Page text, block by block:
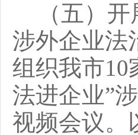
（五）
涉外企业法
组织我市10
法进企业”
视频会议。